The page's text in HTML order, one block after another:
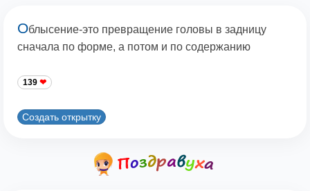
Облысение-это превращение головы в задницу
сначала по форме, а потом и по содержанию
139
Создать открытку